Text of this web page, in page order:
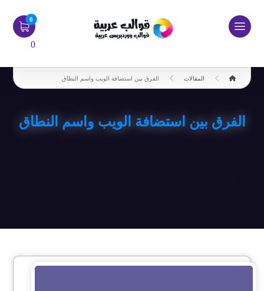
0
المقالات الفرق بين استضافة الويب واسم النطاق
الفرق بين استضافة الويب واسم النطاق